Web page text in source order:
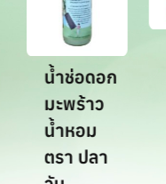
น้ำช่อดอก
มะพร้าว
น้ำหอม
ตรา ปลา